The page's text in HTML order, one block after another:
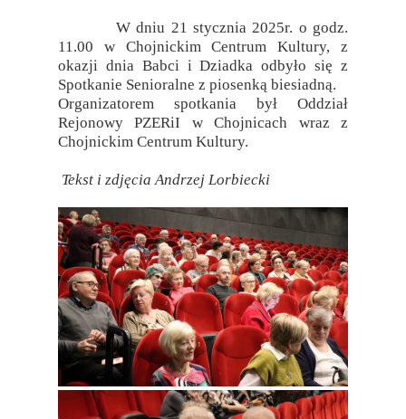
W dniu 21 stycznia 2025r. o godz.
11.00 w Chojnickim Centrum Kultury, z
okazji dnia Babci i Dziadka odbyło się z
Spotkanie Senioralne z piosenką biesiadną.
Organizatorem spotkania był Oddział
Rejonowy PZERiI w Chojnicach wraz z
Chojnickim Centrum Kultury.
Tekst i zdjęcia Andrzej Lorbiecki